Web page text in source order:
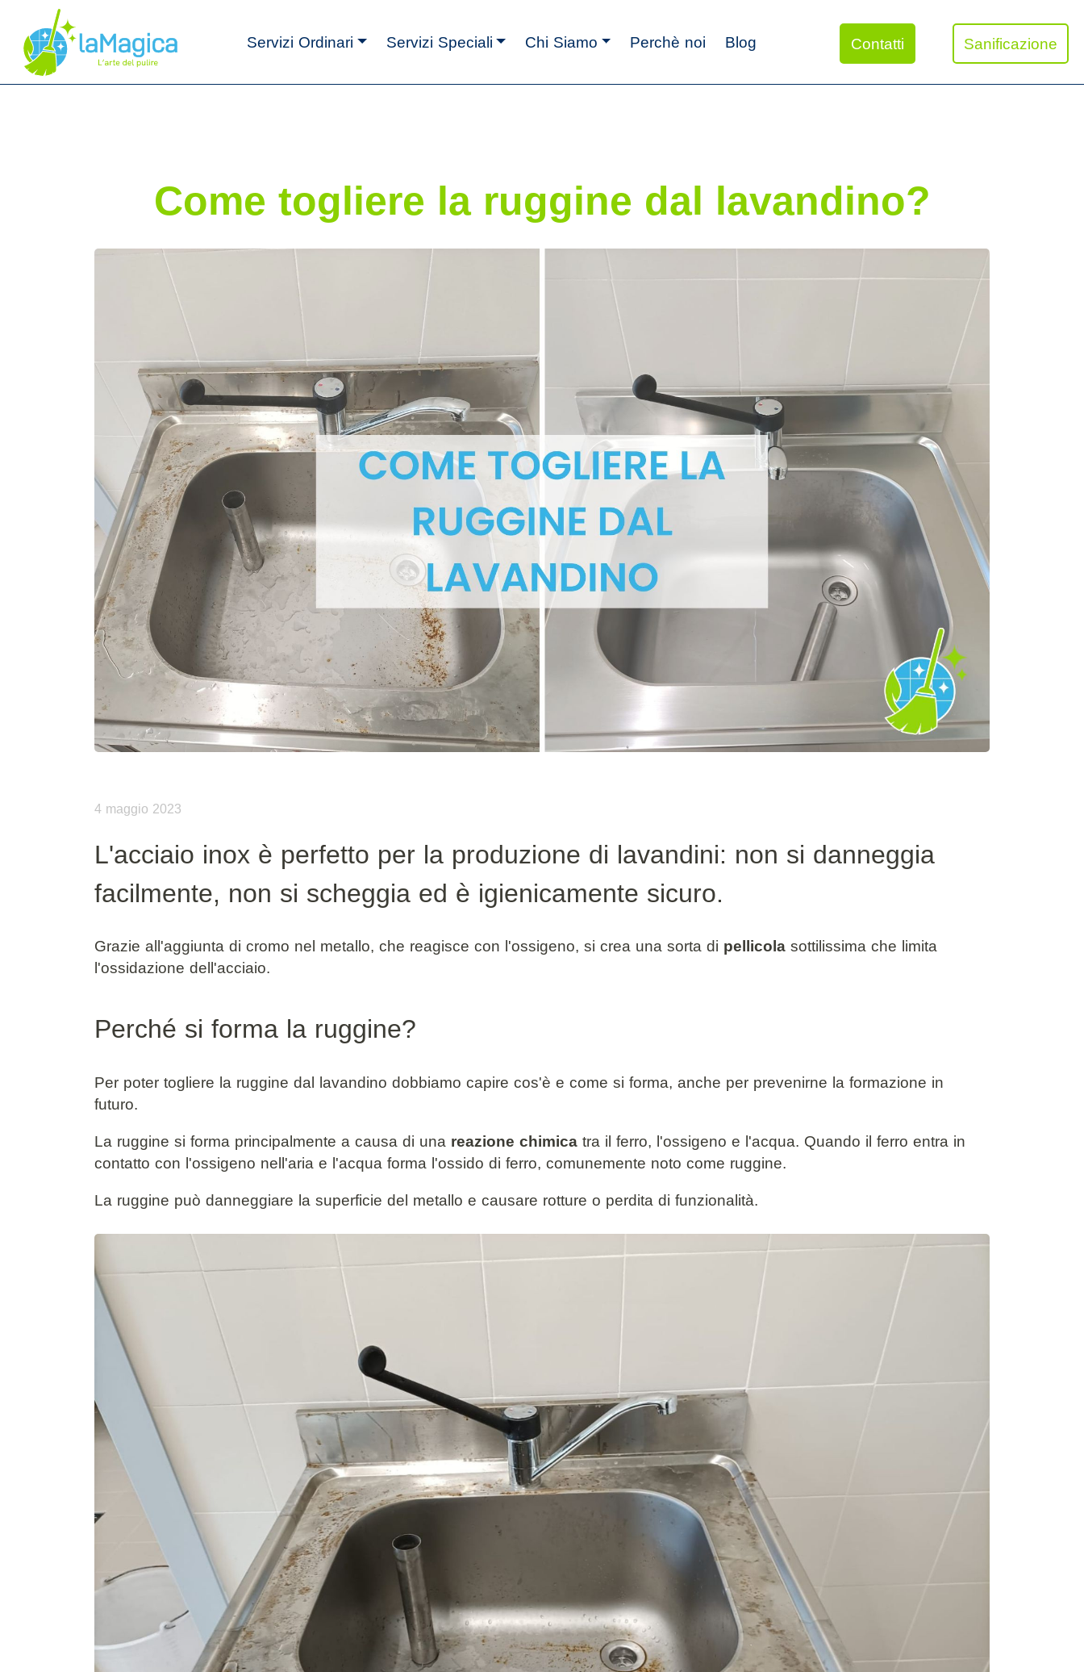
Servizi Ordinari Servizi Speciali Chi Siamo Perchè noi Blog Contatti Sanificazione
Come togliere la ruggine dal lavandino?
4 maggio 2023
L'acciaio inox è perfetto per la produzione di lavandini: non si danneggia
facilmente, non si scheggia ed è igienicamente sicuro.
Grazie all'aggiunta di cromo nel metallo, che reagisce con l'ossigeno, si crea una sorta di pellicola sottilissima che limita
l'ossidazione dell'acciaio.
Perché si forma la ruggine?
Per poter togliere la ruggine dal lavandino dobbiamo capire cos'è e come si forma, anche per prevenirne la formazione in
futuro.
La ruggine si forma principalmente a causa di una reazione chimica tra il ferro, l'ossigeno e l'acqua. Quando il ferro entra in
contatto con l'ossigeno nell'aria e l'acqua forma l'ossido di ferro, comunemente noto come ruggine.
La ruggine può danneggiare la superficie del metallo e causare rotture o perdita di funzionalità.